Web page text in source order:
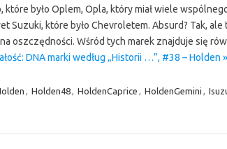
które było Oplem, Opla, który miał wiele
Suzuki, które było Chevroletem. Absurd? Tak, ale
oszczędności. Wśród tych marek znajduje się
DNA marki według „Historii …”, #38 – Holden »
, Holden48, HoldenCaprice , HoldenGemini ,